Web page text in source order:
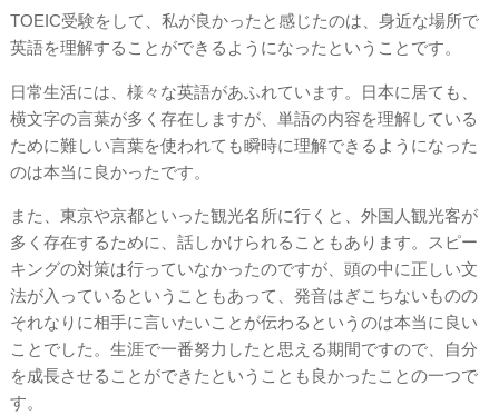
TOEIC受験をして、私が良かったと感じたのは、身近な場所で
英語を理解することができるようになったということです。
日常生活には、様々な英語があふれています。日本に居ても、
横文字の言葉が多く存在しますが、単語の内容を理解している
ために難しい言葉を使われても瞬時に理解できるようになった
のは本当に良かったです。
また、東京や京都といった観光名所に行くと、外国人観光客が
多く存在するために、話しかけられることもあります。スピー
キングの対策は行っていなかったのですが、頭の中に正しい文
法が入っているということもあって、発音はぎこちないものの
それなりに相手に言いたいことが伝わるというのは本当に良い
ことでした。生涯で一番努力したと思える期間ですので、自分
を成長させることができたということも良かったことの一つで
す。